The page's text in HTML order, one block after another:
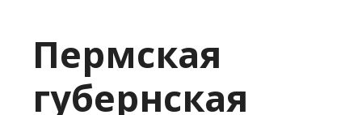
Пермская
губернская